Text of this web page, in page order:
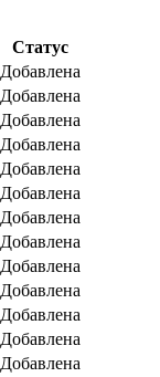
Статус
Добавлена
Добавлена
Добавлена
Добавлена
Добавлена
Добавлена
Добавлена
Добавлена
Добавлена
Добавлена
Добавлена
Добавлена
Добавлена